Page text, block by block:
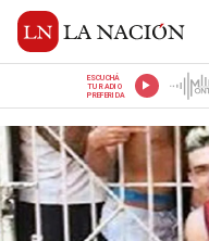
ESCUCHÁ
TU RADIO
PREFERIDA